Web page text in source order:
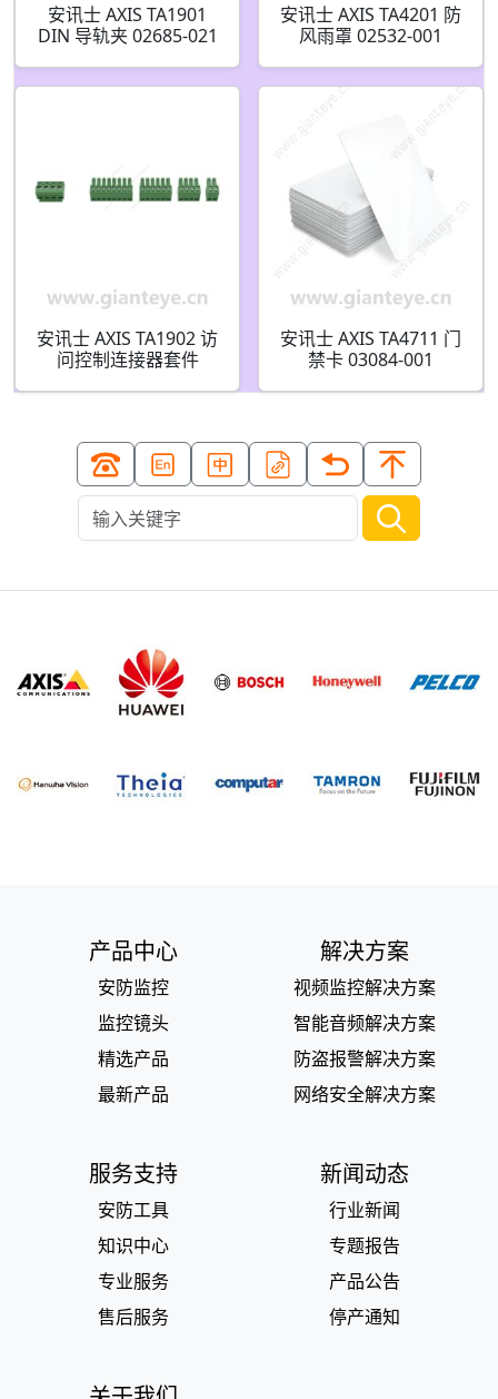
安讯士 AXIS TA1901
DIN 导轨夹 02685-021
安讯士 AXIS TA4201 防
风雨罩 02532-001
安讯士 AXIS TA1902 访
问控制连接器套件
安讯士 AXIS TA4711 门
禁卡 03084-001
产品中心
安防监控
监控镜头
精选产品
最新产品
解决方案
视频监控解决方案
智能音频解决方案
防盗报警解决方案
网络安全解决方案
服务支持
安防工具
知识中心
专业服务
售后服务
新闻动态
行业新闻
专题报告
产品公告
停产通知